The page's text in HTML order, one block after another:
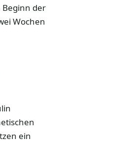
Beginn der
Wochen
ein